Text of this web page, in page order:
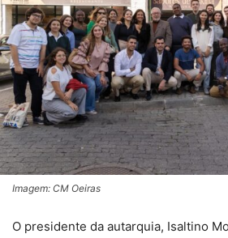
Imagem: CM Oeiras
O presidente da autarquia, Isaltino